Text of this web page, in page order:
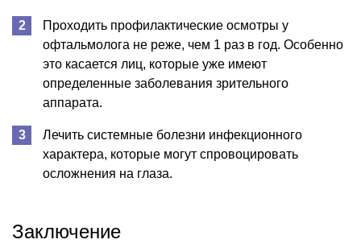
Проходить профилактические осмотры у
офтальмолога не реже, чем 1 раз в год. Особенно
это касается лиц, которые уже имеют
определенные заболевания зрительного
аппарата.
Лечить системные болезни инфекционного
характера, которые могут спровоцировать
осложнения на глаза.
Заключение